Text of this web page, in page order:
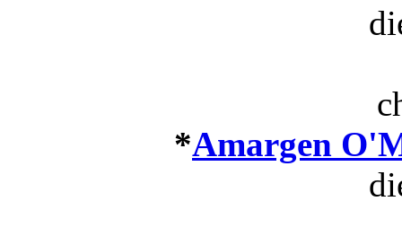
*Amargen